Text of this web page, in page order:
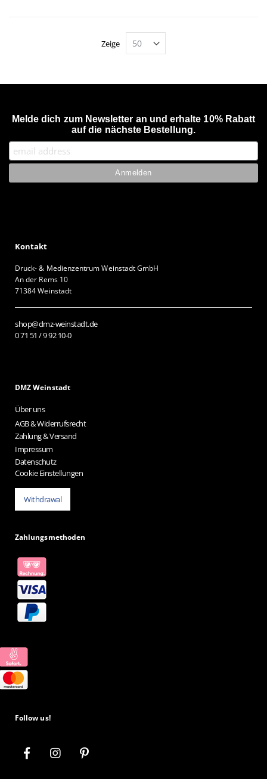
Zeige
Melde dich zum Newsletter an und erhalte 10% Rabatt
auf die nächste Bestellung.
Kontakt
Druck- & Medienzentrum Weinstadt GmbH
An der Rems 10
71384 Weinstadt
shop@dmz-weinstadt.de
0 71 51 / 9 92 10-0
DMZ Weinstadt
Über uns
AGB & Widerrufsrecht
Zahlung & Versand
Impressum
Datenschutz
Cookie Einstellungen
Withdrawal
Zahlungsmethoden
Follow us!